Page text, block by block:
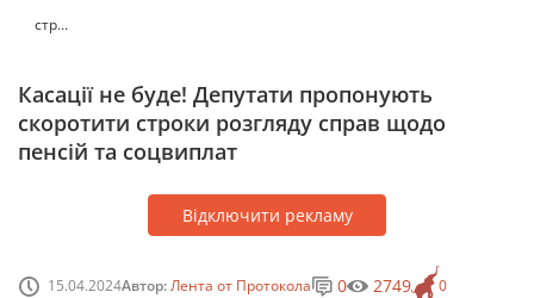
стр...
Касації не буде! Депутати пропонують
скоротити строки розгляду справ щодо
пенсій та соцвиплат
Відключити рекламу
15.04.2024Автор:Лента от Протокола 0
0 2749